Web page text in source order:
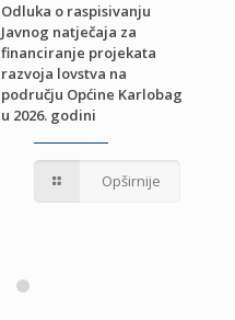
Odluka o raspisivanju
Javnog natječaja za
financiranje projekata
razvoja lovstva na
području Općine Karlobag
u 2026. godini
Opširnije